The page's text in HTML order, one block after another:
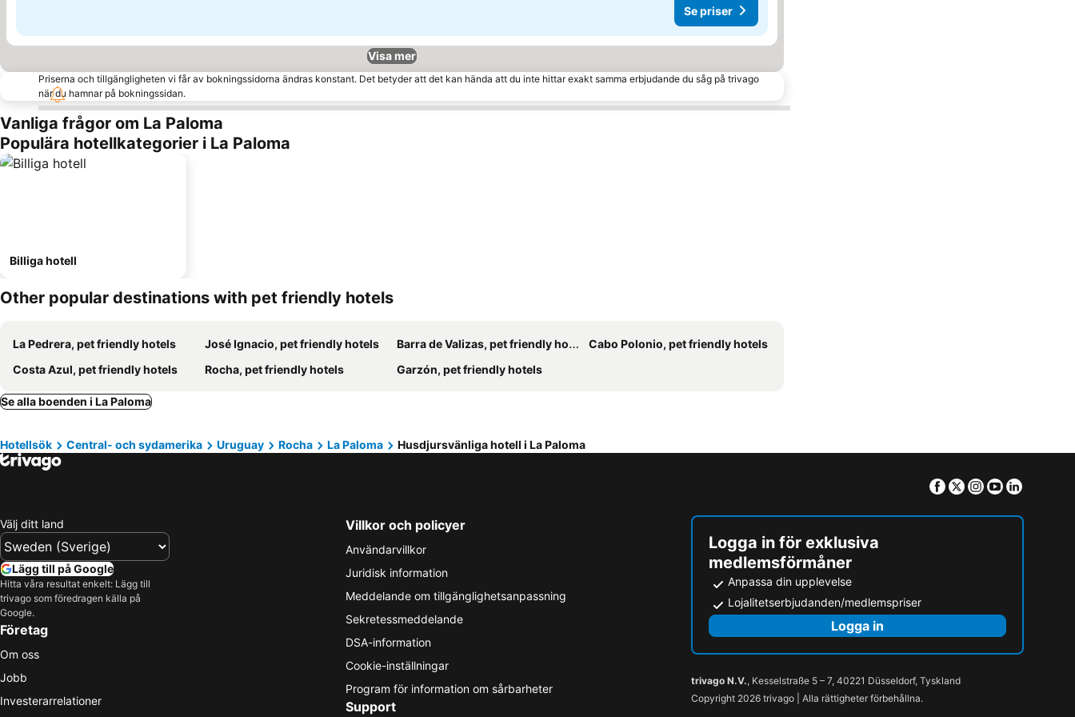
Se priser
Visa mer
Priserna och tillgängligheten vi får av bokningssidorna ändras konstant. Det betyder att det kan hända att du inte hittar exakt samma erbjudande du såg på trivago
när du hamnar på bokningssidan.
Vanliga frågor om La Paloma
Populära hotellkategorier i La Paloma
Billiga hotell
Other popular destinations with pet friendly hotels
La Pedrera, pet friendly hotels José Ignacio, pet friendly hotels Barra de Valizas, pet friendly hotels
Cabo Polonio, pet friendly hotels
Costa Azul, pet friendly hotels
Rocha, pet friendly hotels Garzón, pet friendly hotels
Se alla boenden i La Paloma
Hotellsök Central- och sydamerika Uruguay Rocha La Paloma Husdjursvänliga hotell i La Paloma
Facebook
TwitterInstagram
Youtube
Välj ditt land
Lägg till på Google
Hitta våra resultat enkelt: Lägg till
trivago som föredragen källa på
Google.
Företag
Om oss
Jobb
Investerarrelationer
Villkor och policyer
Användarvillkor
Juridisk information
Meddelande om tillgänglighetsanpassning
Sekretessmeddelande
DSA-information
Cookie-inställningar
Program för information om sårbarheter
Support
Logga in för exklusiva
medlemsförmåner
Anpassa din upplevelse
Lojalitetserbjudanden/medlemspriser
Logga in
trivago N.V., Kesselstraße 5 – 7, 40221 Düsseldorf, Tyskland
Copyright 2026 trivago | Alla rättigheter förbehållna.